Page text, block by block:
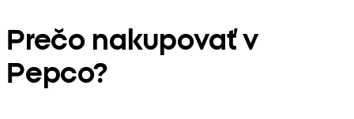
Prečo nakupovať v
Pepco?